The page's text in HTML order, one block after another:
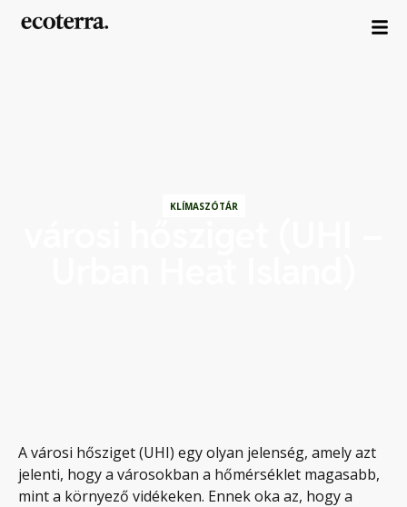
KLÍMASZÓTÁR
A városi hősziget (UHI) egy olyan jelenség, amely azt
jelenti, hogy a városokban a hőmérséklet magasabb,
mint a környező vidékeken. Ennek oka az, hogy a